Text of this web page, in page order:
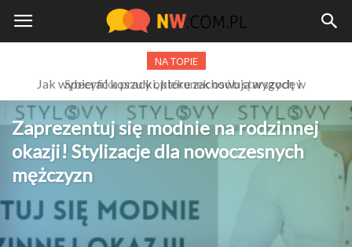
NW.com.pl
NA TOPIE
Specyfika pracy opiekunek osób starszych w
Niemczech w czasie wakacji
Zaprezentuj się modnie na rodzinnej
okazji! Stylizacje dla nowoczesnych
mężczyzn